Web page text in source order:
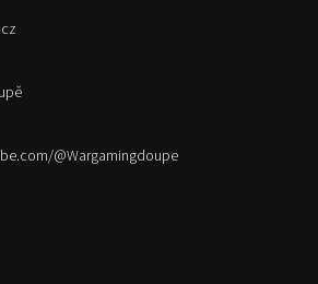
@Wargamingdoupe